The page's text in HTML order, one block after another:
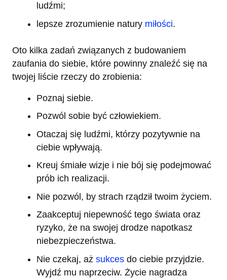
ludźmi;
lepsze zrozumienie natury miłości.
Oto kilka zadań związanych z budowaniem
zaufania do siebie, które powinny znaleźć się na
twojej liście rzeczy do zrobienia:
Poznaj siebie.
Pozwól sobie być człowiekiem.
Otaczaj się ludźmi, którzy pozytywnie na
ciebie wpływają.
Kreuj śmiałe wizje i nie bój się podejmować
prób ich realizacji.
Nie pozwól, by strach rządził twoim życiem.
Zaakceptuj niepewność tego świata oraz
ryzyko, że na swojej drodze napotkasz
niebezpieczeństwa.
Nie czekaj, aż sukces do ciebie przyjdzie.
Wyjdź mu naprzeciw. Życie nagradza